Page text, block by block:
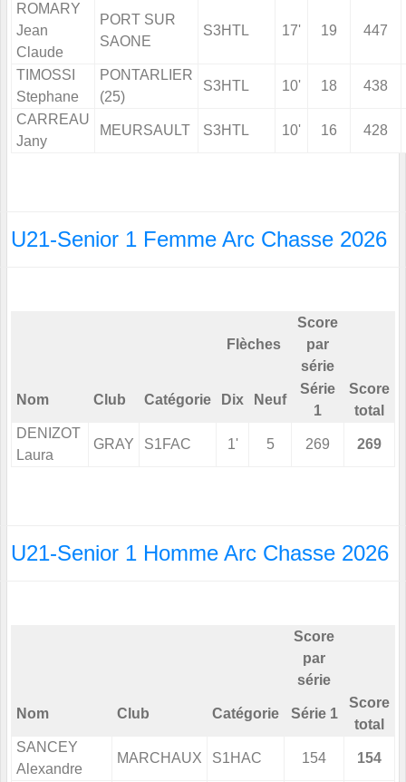
ROMARY
Jean
Claude
PORT SUR
SAONE
S3HTL 17' 19 447
TIMOSSI
Stephane
PONTARLIER
(25)
S3HTL 10' 18 438
CARREAU
Jany
MEURSAULT S3HTL 10' 16 428
U21-Senior 1 Femme Arc Chasse 2026
Flèches
Score
par
série
Nom Club Catégorie Dix Neuf
Série
1
Score
total
DENIZOT
Laura
GRAY S1FAC 1' 5 269 269
U21-Senior 1 Homme Arc Chasse 2026
Score
par
série
Nom Club Catégorie Série 1
Score
total
SANCEY
Alexandre
MARCHAUX S1HAC 154 154